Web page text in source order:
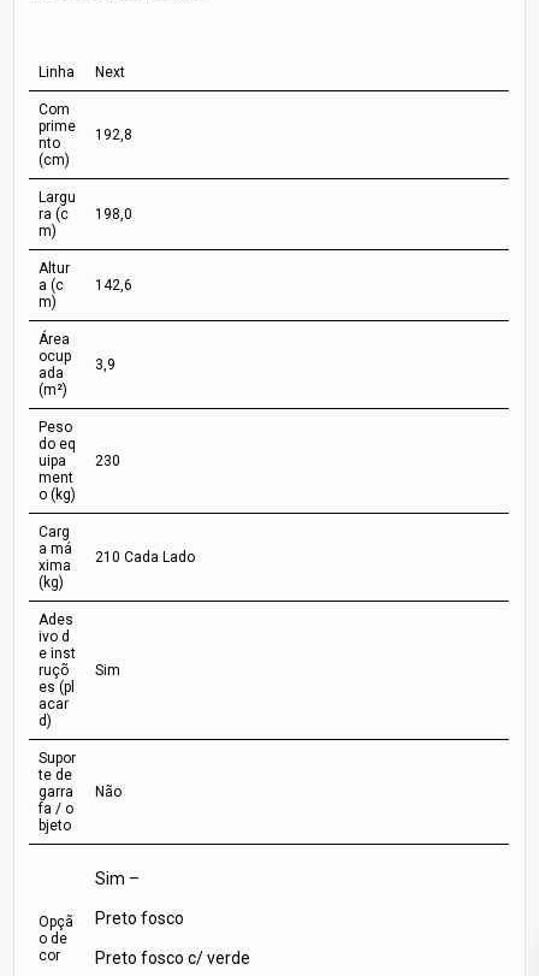
Linha Next
Com
prime
nto
(cm)
192,8
Largu
ra (c
m)
198,0
Altur
a (c
m)
142,6
Área
ocup
ada
(m²)
3,9
Peso
do eq
uipa
ment
o (kg)
230
Carg
a má
xima
(kg)
210 Cada Lado
Ades
ivo d
e inst
ruçõ
es (pl
acar
d)
Sim
Supor
te de
garra
fa / o
bjeto
Não
Opçã
o de
cor
Sim –
Preto fosco
Preto fosco c/ verde